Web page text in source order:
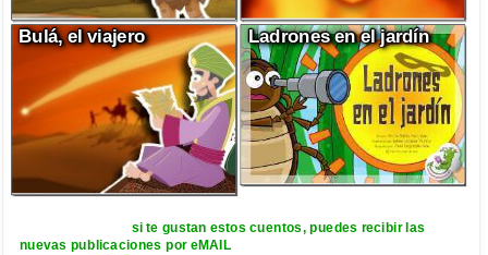
Bulá, el viajero Ladrones en el jardín
si te gustan estos cuentos, puedes recibir las
nuevas publicaciones por eMAIL